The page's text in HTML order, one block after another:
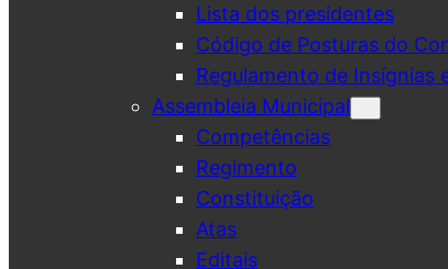
Lista dos presidentes
Código de Posturas do
Regulamento de Insígnias
Assembleia Municipal
Competências
Regimento
Constituição
Atas
Editais